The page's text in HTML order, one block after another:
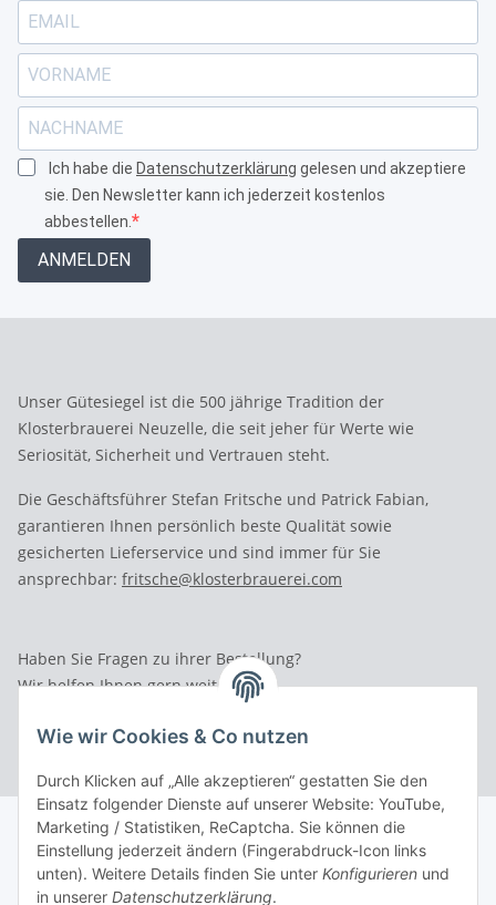
Wie wir Cookies & Co nutzen
Durch Klicken auf „Alle akzeptieren“ gestatten Sie den
Einsatz folgender Dienste auf unserer Website: YouTube,
Marketing / Statistiken, ReCaptcha. Sie können die
Einstellung jederzeit ändern (Fingerabdruck-Icon links
unten). Weitere Details finden Sie unter Konfigurieren und
in unserer Datenschutzerklärung.
Ich habe die Datenschutzerklärung gelesen und akzeptiere
sie. Den Newsletter kann ich jederzeit kostenlos
abbestellen.
ANMELDEN
Unser Gütesiegel ist die 500 jährige Tradition der
Klosterbrauerei Neuzelle, die seit jeher für Werte wie
Seriosität, Sicherheit und Vertrauen steht.
Die Geschäftsführer Stefan Fritsche und Patrick Fabian,
garantieren Ihnen persönlich beste Qualität sowie
gesicherten Lieferservice und sind immer für Sie
ansprechbar: fritsche@klosterbrauerei.com
Haben Sie Fragen zu ihrer Bestellung?
Wir helfen Ihnen gern weiter.
Rufen Sie uns an: Tel.: 03 36 52 - 81023